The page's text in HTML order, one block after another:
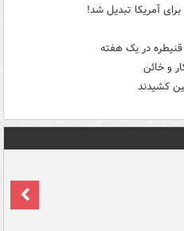
آمریکا تبدیل شد!
و خائن
کشیدند